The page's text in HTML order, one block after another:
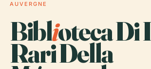
AUVERGNE
Biblioteca Di
Rari Della